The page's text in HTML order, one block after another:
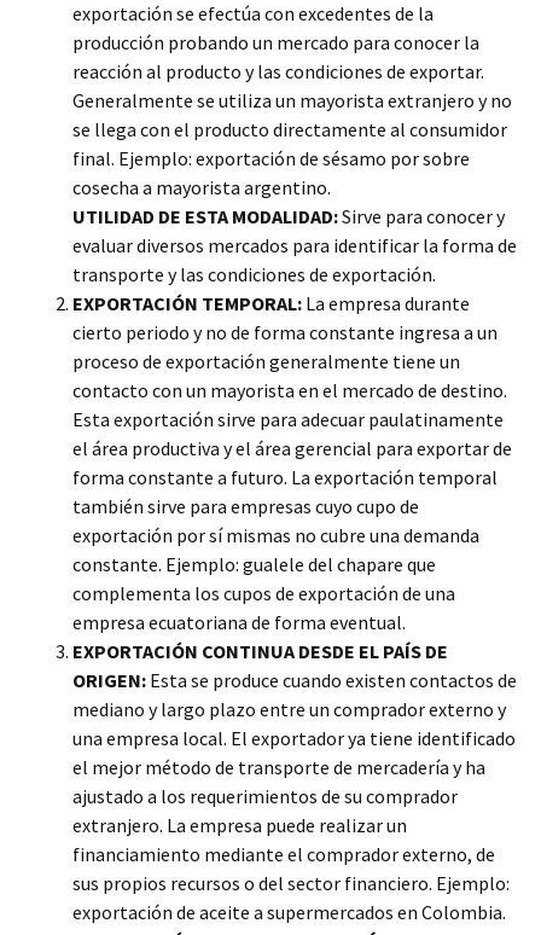
exportación se efectúa con excedentes de la
producción probando un mercado para conocer la
reacción al producto y las condiciones de exportar.
Generalmente se utiliza un mayorista extranjero y no
se llega con el producto directamente al consumidor
final. Ejemplo: exportación de sésamo por sobre
cosecha a mayorista argentino.
UTILIDAD DE ESTA MODALIDAD:Sirve para conocer y
evaluar diversos mercados para identificar la forma de
transporte y las condiciones de exportación.
EXPORTACIÓN TEMPORAL: La empresa durante
cierto periodo y no de forma constante ingresa a un
proceso de exportación generalmente tiene un
contacto con un mayorista en el mercado de destino.
Esta exportación sirve para adecuar paulatinamente
el área productiva y el área gerencial para exportar de
forma constante a futuro. La exportación temporal
también sirve para empresas cuyo cupo de
exportación por sí mismas no cubre una demanda
constante. Ejemplo: gualele del chapare que
complementa los cupos de exportación de una
empresa ecuatoriana de forma eventual.
EXPORTACIÓN CONTINUA DESDE EL PAÍS DE
ORIGEN: Esta se produce cuando existen contactos de
mediano y largo plazo entre un comprador externo y
una empresa local. El exportador ya tiene identificado
el mejor método de transporte de mercadería y ha
ajustado a los requerimientos de su comprador
extranjero. La empresa puede realizar un
financiamiento mediante el comprador externo, de
sus propios recursos o del sector financiero. Ejemplo:
exportación de aceite a supermercados en Colombia.